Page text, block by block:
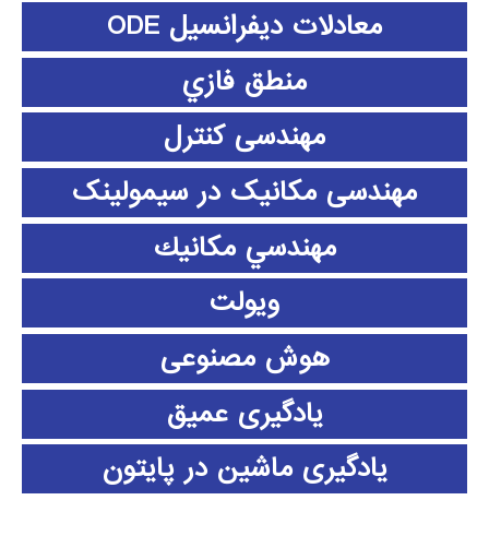
معادلات دیفرانسیل ODE
منطق فازي
مهندسی کنترل
مهندسی مکانیک در سیمولینک
مهندسي مكانيك
ویولت
هوش مصنوعی
یادگیری عمیق
یادگیری ماشین در پایتون